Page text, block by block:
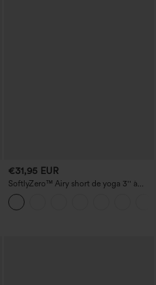
€31,95 EUR
SoftlyZero™ Airy short de yoga 3'' à
taille haute, froncé, InstantCool, avec
poches